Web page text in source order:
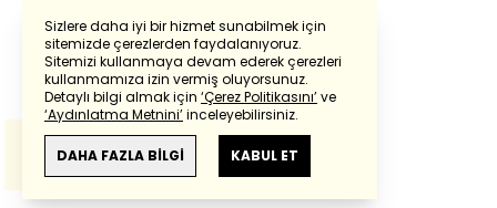
Sizlere daha iyi bir hizmet sunabilmek için
sitemizde çerezlerden faydalanıyoruz.
Sitemizi kullanmaya devam ederek çerezleri
kullanmamıza izin vermiş oluyorsunuz.
Detaylı bilgi almak için ‘Çerez Politikasını’ve
‘Aydınlatma Metnini’inceleyebilirsiniz.
DAHA FAZLA BİLGİ KABUL ET
Powered by Translate
Bu çevirideGoogle Transletekullanılmıştır.
Anlam ve çeviri hatalarından
haberturk.com
sorumlu değildir.